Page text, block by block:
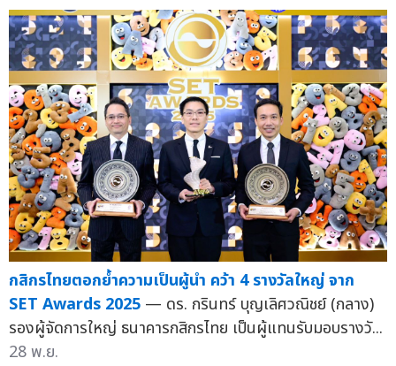
กสิกรไทยตอกย้ำความเป็นผู้นำ คว้า 4 รางวัลใหญ่ จาก
SET Awards 2025 — ดร. กรินทร์ บุญเลิศวณิชย์ (กลาง)
รองผู้จัดการใหญ่ ธนาคารกสิกรไทย เป็นผู้แทนรับมอบรางวั...
28 พ.ย.